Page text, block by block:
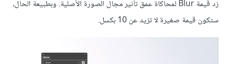
زد قيمة Blur لمحاكاة عمق تأثير مجال الصورة الأصلية. وبطبيعة الحال،
ستكون قيمة صغيرة لا تزيد عن 10 بكسل.